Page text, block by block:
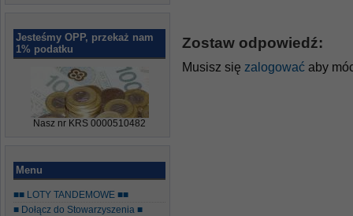
Jesteśmy OPP, przekaż nam
1% podatku
Nasz nr KRS 0000510482
Menu
■■ LOTY TANDEMOWE ■■
■ Dołącz do Stowarzyszenia ■
Zostaw odpowiedź:
Musisz się zalogować aby